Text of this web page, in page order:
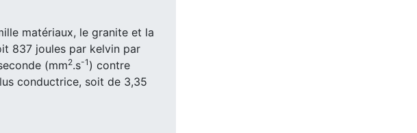
matériaux, le granite et la
837 joules par kelvin par
(mm2.s-1 ) contre
conductrice, soit de 3,35